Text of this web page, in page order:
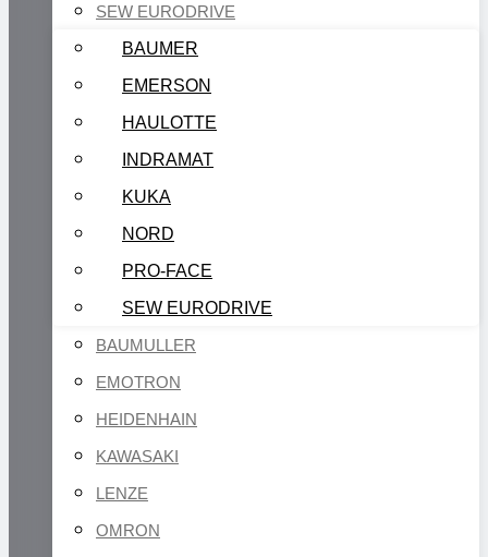
SEW EURODRIVE
BAUMER
EMERSON
HAULOTTE
INDRAMAT
KUKA
NORD
PRO-FACE
SEW EURODRIVE
BAUMULLER
EMOTRON
HEIDENHAIN
KAWASAKI
LENZE
OMRON